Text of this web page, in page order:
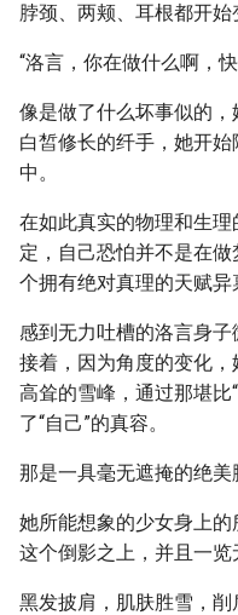
脖颈、两颊、耳根都开始
“洛言，你在做什么啊，
像是做了什么坏事似的
白皙修长的纤手，她开
中。
在如此真实的物理和生
定，自己恐怕并不是在
个拥有绝对真理的天赋
感到无力吐槽的洛言身
接着，因为角度的变化
高耸的雪峰，通过那堪比
了“自己”的真容。
那是一具毫无遮掩的绝美
她所能想象的少女身上
这个倒影之上，并且一览
黑发披肩，肌肤胜雪，